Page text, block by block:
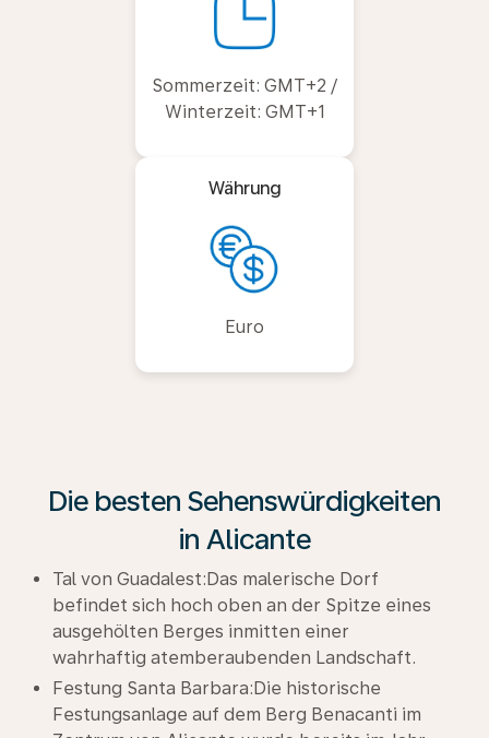
Sommerzeit: GMT+2 /
Winterzeit: GMT+1
Währung
Euro
Die besten Sehenswürdigkeiten
in Alicante
Tal von Guadalest:Das malerische Dorf
befindet sich hoch oben an der Spitze eines
ausgehölten Berges inmitten einer
wahrhaftig atemberaubenden Landschaft.
Festung Santa Barbara:Die historische
Festungsanlage auf dem Berg Benacanti im